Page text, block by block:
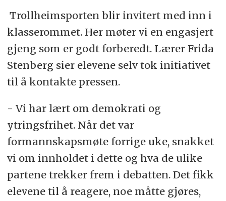
Trollheimsporten blir invitert med inn i
klasserommet. Her møter vi en engasjert
gjeng som er godt forberedt. Lærer Frida
Stenberg sier elevene selv tok initiativet
til å kontakte pressen.
- Vi har lært om demokrati og
ytringsfrihet. Når det var
formannskapsmøte forrige uke, snakket
vi om innholdet i dette og hva de ulike
partene trekker frem i debatten. Det fikk
elevene til å reagere, noe måtte gjøres,